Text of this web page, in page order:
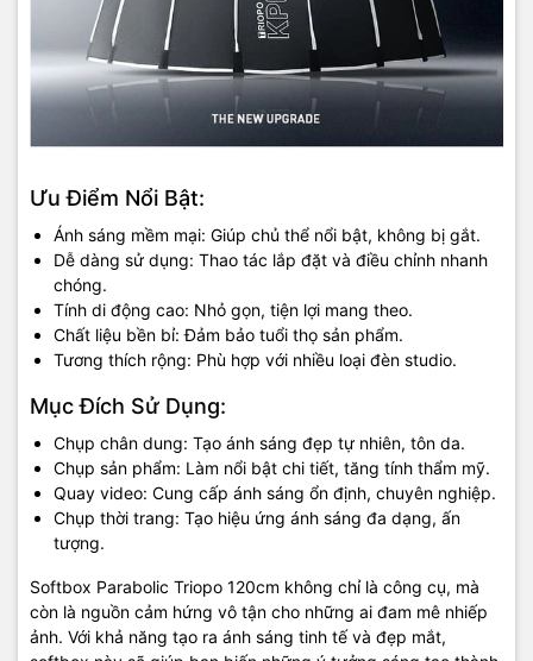
Ưu Điểm Nổi Bật:
Ánh sáng mềm mại: Giúp chủ thể nổi bật, không bị gắt.
Dễ dàng sử dụng: Thao tác lắp đặt và điều chỉnh nhanh
chóng.
Tính di động cao: Nhỏ gọn, tiện lợi mang theo.
Chất liệu bền bỉ: Đảm bảo tuổi thọ sản phẩm.
Tương thích rộng: Phù hợp với nhiều loại đèn studio.
Mục Đích Sử Dụng:
Chụp chân dung: Tạo ánh sáng đẹp tự nhiên, tôn da.
Chụp sản phẩm: Làm nổi bật chi tiết, tăng tính thẩm mỹ.
Quay video: Cung cấp ánh sáng ổn định, chuyên nghiệp.
Chụp thời trang: Tạo hiệu ứng ánh sáng đa dạng, ấn
tượng.
Softbox Parabolic Triopo 120cm không chỉ là công cụ, mà
còn là nguồn cảm hứng vô tận cho những ai đam mê nhiếp
ảnh. Với khả năng tạo ra ánh sáng tinh tế và đẹp mắt,